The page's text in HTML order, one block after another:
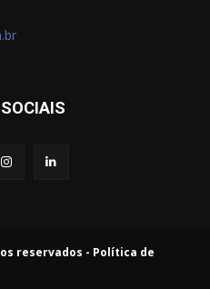
SOCIAIS
reservados - Política de